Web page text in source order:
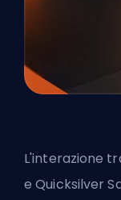
L'interazione
eQuicksilver